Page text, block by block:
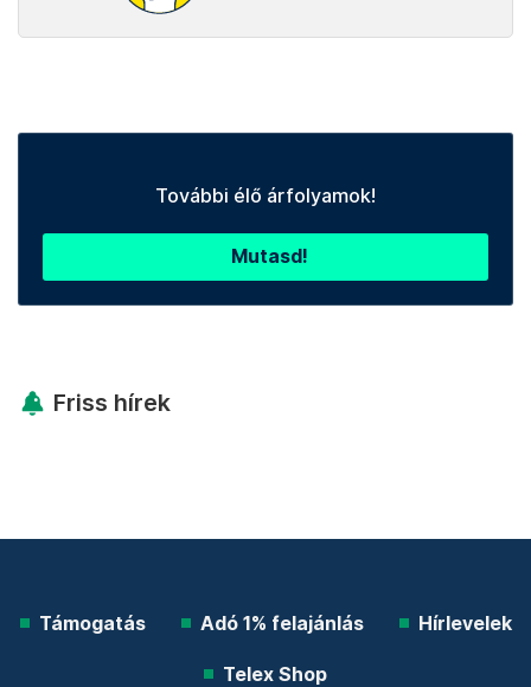
További élő árfolyamok!
Mutasd!
Friss hírek
Támogatás Adó 1% felajánlás Hírlevelek
Telex Shop